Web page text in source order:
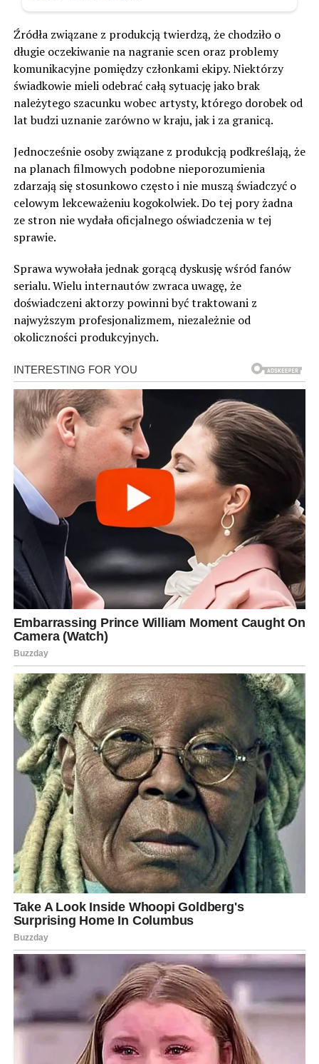
Źródła związane z produkcją twierdzą, że chodziło o
długie oczekiwanie na nagranie scen oraz problemy
komunikacyjne pomiędzy członkami ekipy. Niektórzy
świadkowie mieli odebrać całą sytuację jako brak
należytego szacunku wobec artysty, którego dorobek od
lat budzi uznanie zarówno w kraju, jak i za granicą.
Jednocześnie osoby związane z produkcją podkreślają, że
na planach filmowych podobne nieporozumienia
zdarzają się stosunkowo często i nie muszą świadczyć o
celowym lekceważeniu kogokolwiek. Do tej pory żadna
ze stron nie wydała oficjalnego oświadczenia w tej
sprawie.
Sprawa wywołała jednak gorącą dyskusję wśród fanów
serialu. Wielu internautów zwraca uwagę, że
doświadczeni aktorzy powinni być traktowani z
najwyższym profesjonalizmem, niezależnie od
okoliczności produkcyjnych.